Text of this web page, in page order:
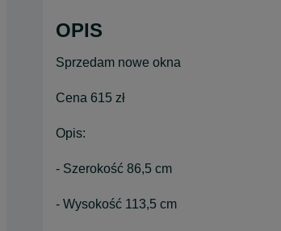
OPIS
Sprzedam nowe okna
Cena 615 zł
Opis:
- Szerokość 86,5 cm
- Wysokość 113,5 cm